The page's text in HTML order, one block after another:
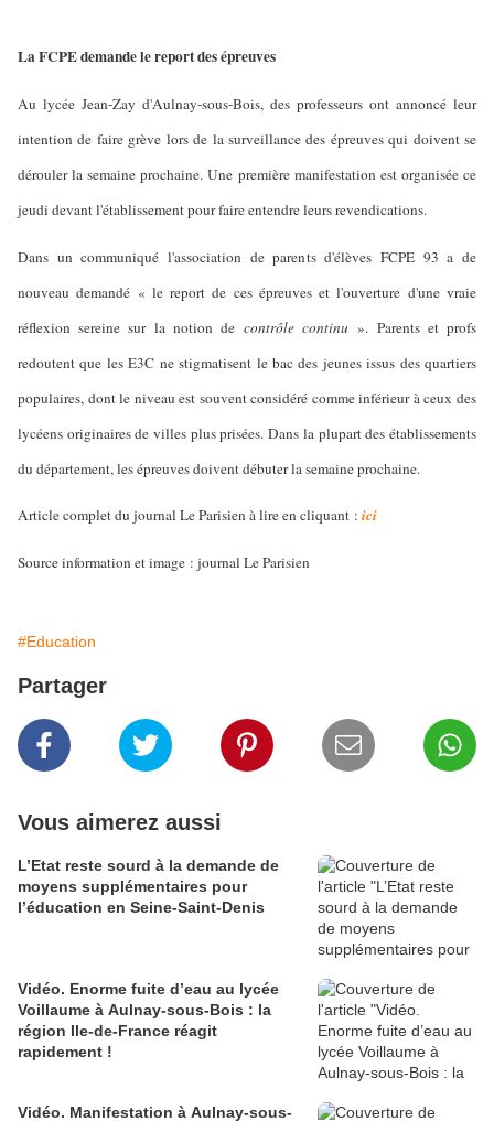
La FCPE demande le report des épreuves
Au lycée Jean-Zay d'Aulnay-sous-Bois, des professeurs ont annoncé leur
intention de faire grève lors de la surveillance des épreuves qui doivent se
dérouler la semaine prochaine. Une première manifestation est organisée ce
jeudi devant l'établissement pour faire entendre leurs revendications.
Dans un communiqué l'association de parents d'élèves FCPE 93 a de
nouveau demandé « le report de ces épreuves et l'ouverture d'une vraie
réflexion sereine sur la notion decontrôle continu ». Parents et profs
redoutent que les E3C ne stigmatisent le bac des jeunes issus des quartiers
populaires, dont le niveau est souvent considéré comme inférieur à ceux des
lycéens originaires de villes plus prisées. Dans la plupart des établissements
du département, les épreuves doivent débuter la semaine prochaine.
Article complet du journal Le Parisien à lire en cliquant : ici
Source information et image : journal Le Parisien
#Education
Partager
Vous aimerez aussi
L’Etat reste sourd à la demande de
moyens supplémentaires pour
l’éducation en Seine-Saint-Denis
Vidéo. Enorme fuite d’eau au lycée
Voillaume à Aulnay-sous-Bois : la
région Ile-de-France réagit
rapidement !
Vidéo. Manifestation à Aulnay-sous-